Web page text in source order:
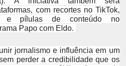
com recortes no TikTok,
e pílulas de conteúdo no
Papo com Eldo.
jornalismo e influência em um
perder a credibilidade que os